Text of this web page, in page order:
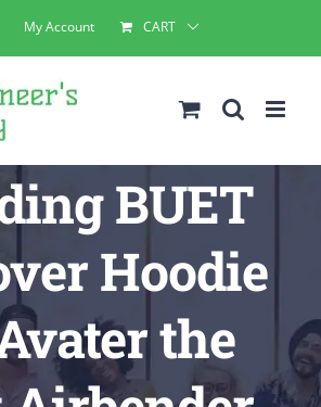
My Account CART
BUET
Hoodie
the